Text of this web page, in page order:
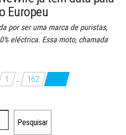
Europeu
por ser uma marca de puristas,
eléctrica. Essa moto, chamada
1 … 162 163
Pesquisar